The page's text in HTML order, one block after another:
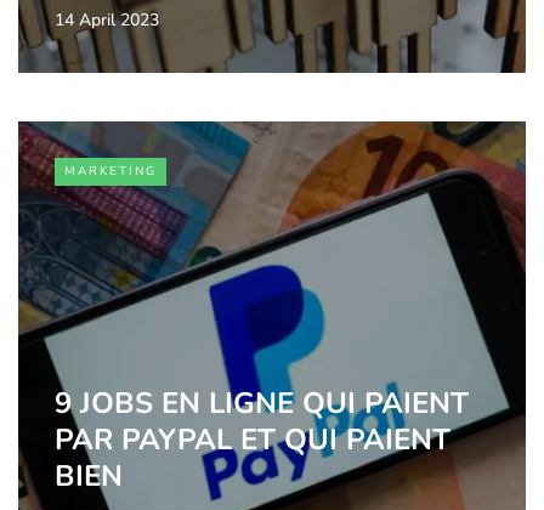
14 April 2023
MARKETING
9 JOBS EN LIGNE QUI PAIENT
PAR PAYPAL ET QUI PAIENT
BIEN